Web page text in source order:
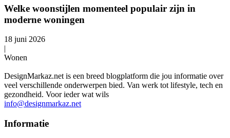
Welke woonstijlen momenteel populair zijn in
moderne woningen
18 juni 2026
|
Wonen
DesignMarkaz.net is een breed blogplatform die jou informatie over
veel verschillende onderwerpen bied. Van werk tot lifestyle, tech en
gezondheid. Voor ieder wat wils
info@designmarkaz.net
Informatie